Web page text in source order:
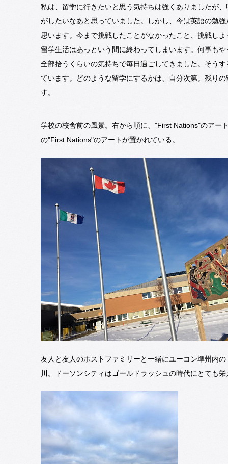
私は、留学に行きたいと思う気持ちは強くありましたが
がしたいなあと思っていました。しかし、今は英語の勉
思います。今まで挑戦したことがなかったこと、挑戦し
留学生活はあっという間に終わってしまいます。何事も
全部拾うくらいの気持ちで毎日過ごしてきました。そう
ています。どのような留学にするかは、自分次第。残り
す。
学校の校舎前の風景。右から順に、"First Nations"のアー
の"First Nations"のアートが置かれている。
友人と友人のホストファミリーと一緒にユーコン準州内
川。ドーソンシティはゴールドラッシュの時代にとても